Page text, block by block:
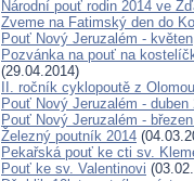
Národní pouť rodin 2014 ve
Zveme na Fatimský den do
Pouť Nový Jeruzalém - květen
Pozvánka na pouť na
(29.04.2014)
II. ročník cyklopoutě z
Pouť Nový Jeruzalém - duben
Pouť Nový Jeruzalém -
Železný poutník 2014
Pekařská pouť ke cti sv.
Pouť ke sv. Valentinovi